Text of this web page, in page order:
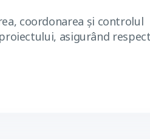
coordonarea și controlul
asigurând